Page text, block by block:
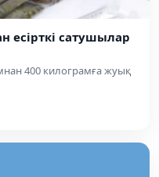
есірткі сатушылар
400 килограмға жуық